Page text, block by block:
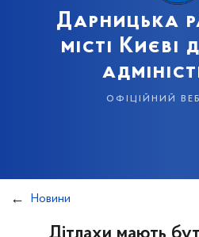
Дарницька
місті Києві
офіційний
Новини